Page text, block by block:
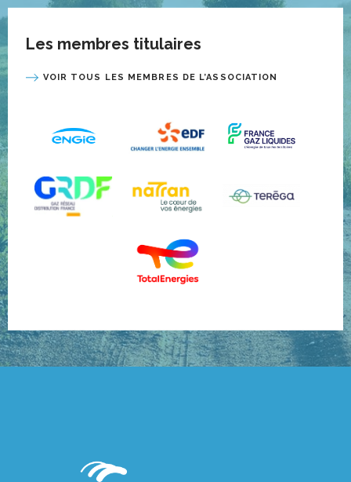
Les membres titulaires
VOIR TOUS LES MEMBRES DE L’ASSOCIATION